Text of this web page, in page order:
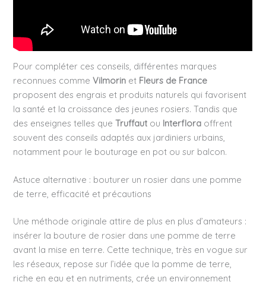
Pour compléter ces conseils, différentes marques
reconnues commeVilmorin et Fleurs de France
proposent des engrais et produits naturels qui favorisent
la santé et la croissance des jeunes rosiers. Tandis que
des enseignes telles queTruffaut ou Interflora offrent
souvent des conseils adaptés aux jardiniers urbains,
notamment pour le bouturage en pot ou sur balcon.
Astuce alternative : bouturer un rosier dans une pomme
de terre, efficacité et précautions
Une méthode originale attire de plus en plus d’amateurs :
insérer la bouture de rosier dans une pomme de terre
avant la mise en terre. Cette technique, très en vogue sur
les réseaux, repose sur l’idée que la pomme de terre,
riche en eau et en nutriments, crée un environnement